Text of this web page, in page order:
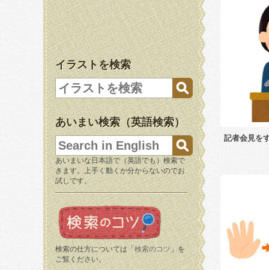
イラストを検索
あいまい検索（英語検索）
あいまいな日本語で（英語でも）検索で
きます。上手く動くか分からないのでお
試しです。
検索の仕方については「 検索のコツ 」を
ご覧ください。
記者会見を